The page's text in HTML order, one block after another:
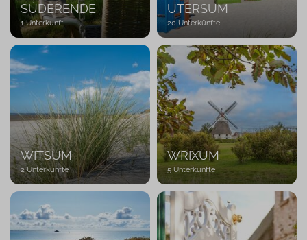
Anschluss
Meerblick 72
Terrasse 315
Garten 302
Balkon 98
Sauna 279
Kaminofen 250
Spülmaschine 419
Waschmaschine 427
1 Hund
willkommen
200
SÜDERENDE
1 Unterkunft
UTERSUM
20 Unterkünfte
WITSUM
2 Unterkünfte
WRIXUM
5 Unterkünfte